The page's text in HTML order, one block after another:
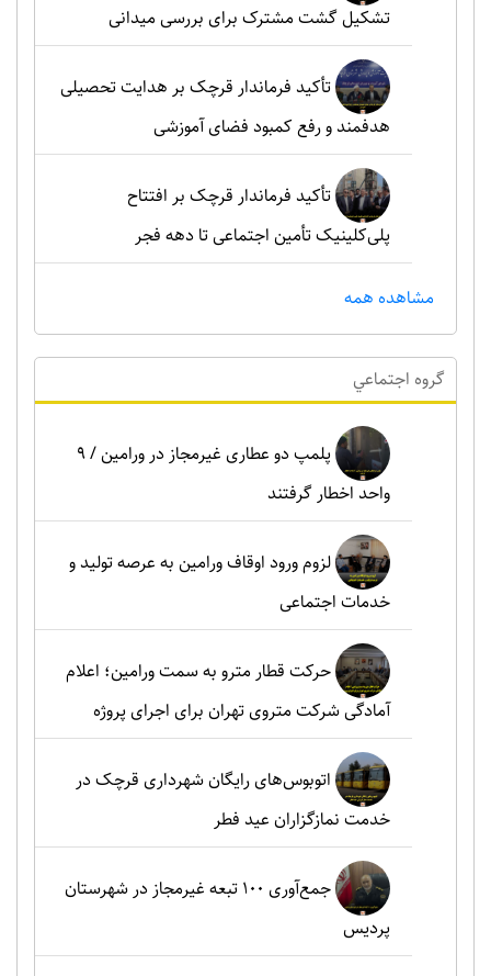
تشکیل گشت مشترک برای بررسی میدانی
تأکید فرماندار قرچک بر هدایت تحصیلی
هدفمند و رفع کمبود فضای آموزشی
تأکید فرماندار قرچک بر افتتاح
پلی‌کلینیک تأمین اجتماعی تا دهه فجر
مشاهده همه
گروه اجتماعي
پلمپ دو عطاری غیرمجاز در ورامین / ۹
واحد اخطار گرفتند
لزوم ورود اوقاف ورامین به عرصه تولید و
خدمات اجتماعی
حرکت قطار مترو به سمت ورامین؛ اعلام
آمادگی شرکت متروی تهران برای اجرای پروژه
اتوبوس‌های رایگان شهرداری قرچک در
خدمت نمازگزاران عید فطر
جمع‌آوری ۱۰۰ تبعه غیرمجاز در شهرستان
پردیس